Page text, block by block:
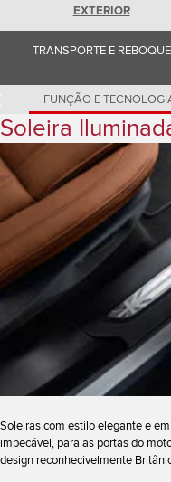
Romania (Romania)
Switzerland (German)
Switzerland (Italian)
United Kingdom (English)
USA (English)
EXTERIOR
TRANSPORTE E REBOQUE
FUNÇÃO E
Soleira
Soleiras com estilo elegante e
impecável, para as portas do
design reconhecivelmente